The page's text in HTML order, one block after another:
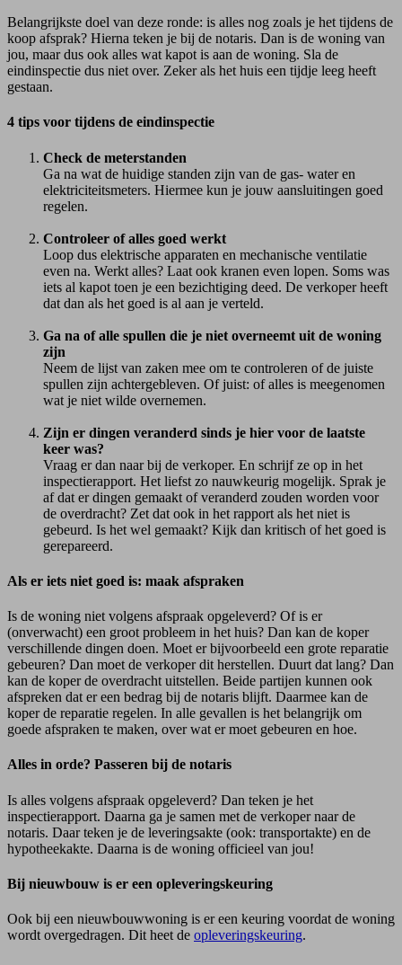
Belangrijkste doel van deze ronde: is alles nog zoals je het tijdens de
koop afsprak? Hierna teken je bij de notaris. Dan is de woning van
jou, maar dus ook alles wat kapot is aan de woning. Sla de
eindinspectie dus niet over. Zeker als het huis een tijdje leeg heeft
gestaan.
4 tips voor tijdens de eindinspectie
Check de meterstanden
Ga na wat de huidige standen zijn van de gas- water en
elektriciteitsmeters. Hiermee kun je jouw aansluitingen goed
regelen.
Controleer of alles goed werkt
Loop dus elektrische apparaten en mechanische ventilatie
even na. Werkt alles? Laat ook kranen even lopen. Soms was
iets al kapot toen je een bezichtiging deed. De verkoper heeft
dat dan als het goed is al aan je verteld.
Ga na of alle spullen die je niet overneemt uit de woning
zijn
Neem de lijst van zaken mee om te controleren of de juiste
spullen zijn achtergebleven. Of juist: of alles is meegenomen
wat je niet wilde overnemen.
Zijn er dingen veranderd sinds je hier voor de laatste
keer was?
Vraag er dan naar bij de verkoper. En schrijf ze op in het
inspectierapport. Het liefst zo nauwkeurig mogelijk. Sprak je
af dat er dingen gemaakt of veranderd zouden worden voor
de overdracht? Zet dat ook in het rapport als het niet is
gebeurd. Is het wel gemaakt? Kijk dan kritisch of het goed is
gerepareerd.
Als er iets niet goed is: maak afspraken
Is de woning niet volgens afspraak opgeleverd? Of is er
(onverwacht) een groot probleem in het huis? Dan kan de koper
verschillende dingen doen. Moet er bijvoorbeeld een grote reparatie
gebeuren? Dan moet de verkoper dit herstellen. Duurt dat lang? Dan
kan de koper de overdracht uitstellen. Beide partijen kunnen ook
afspreken dat er een bedrag bij de notaris blijft. Daarmee kan de
koper de reparatie regelen. In alle gevallen is het belangrijk om
goede afspraken te maken, over wat er moet gebeuren en hoe.
Alles in orde? Passeren bij de notaris
Is alles volgens afspraak opgeleverd? Dan teken je het
inspectierapport. Daarna ga je samen met de verkoper naar de
notaris. Daar teken je de leveringsakte (ook: transportakte) en de
hypotheekakte. Daarna is de woning officieel van jou!
Bij nieuwbouw is er een opleveringskeuring
Ook bij een nieuwbouwwoning is er een keuring voordat de woning
wordt overgedragen. Dit heet de opleveringskeuring.